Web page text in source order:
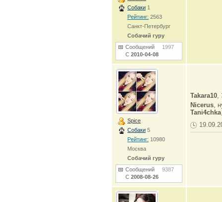
Собаки 1
Рейтинг: 2563
Санкт-Петербург
Собачий гуру
Сообщений 1997
С 2010-04-08
Spice
Собаки 5
Рейтинг: 10980
Москва
Собачий гуру
Сообщений 9387
С 2008-08-26
Takara10,
Nicerus,